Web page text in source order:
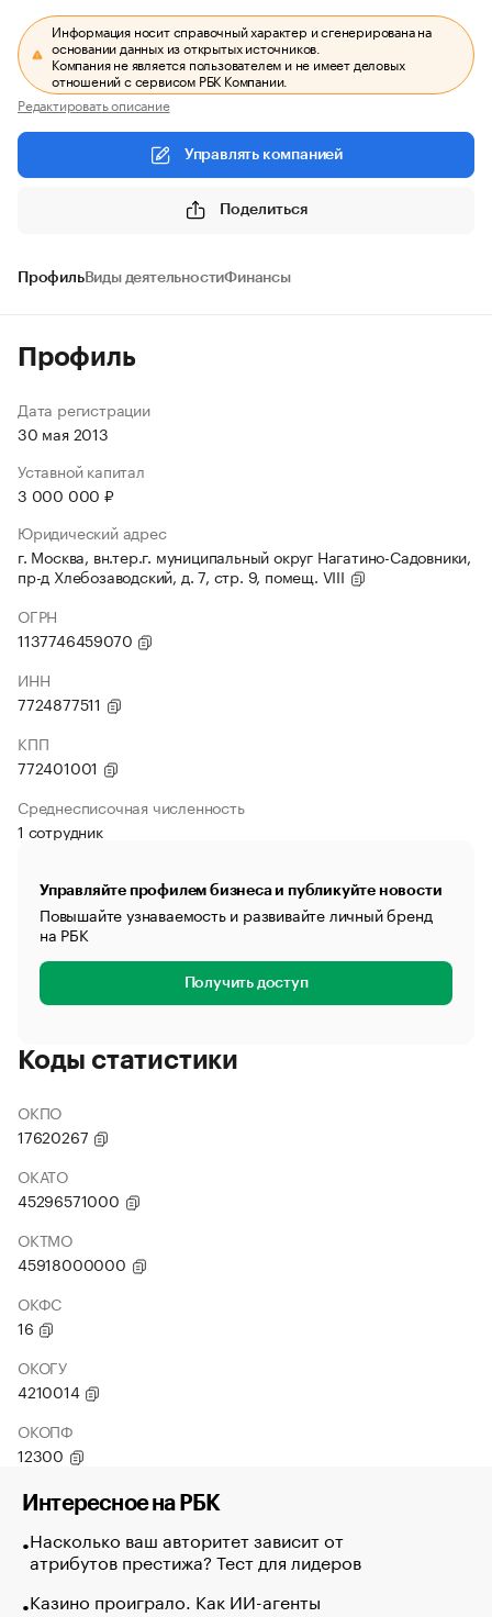
Информация носит справочный характер и сгенерирована на
основании данных из открытых источников.
Компания не является пользователем и не имеет деловых
отношений с сервисом РБК Компании.
Редактировать описание
Управлять компанией
Поделиться
ПрофильВиды деятельностиФинансы
Профиль
Дата регистрации
30 мая 2013
Уставной капитал
3 000 000 ₽
Юридический адрес
г. Москва, вн.тер.г. муниципальный округ Нагатино-Садовники,
пр-д Хлебозаводский, д. 7, стр. 9, помещ. VIII
ОГРН
1137746459070
ИНН
7724877511
КПП
772401001
Среднесписочная численность
1 сотрудник
Управляйте профилем бизнеса и публикуйте новости
Повышайте узнаваемость и развивайте личный бренд
на РБК
Получить доступ
Коды статистики
ОКПО
17620267
ОКАТО
45296571000
ОКТМО
45918000000
ОКФС
16
ОКОГУ
4210014
ОКОПФ
12300
Интересное на РБК
Насколько ваш авторитет зависит от
атрибутов престижа? Тест для лидеров
Казино проиграло. Как ИИ-агенты